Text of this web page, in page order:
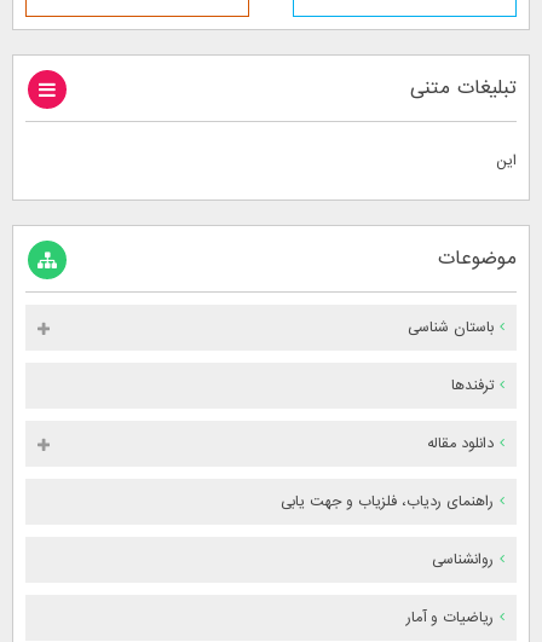
تبلیغات متنی
این
موضوعات
باستان شناسی
ترفندها
دانلود مقاله
راهنمای ردیاب، فلزیاب و جهت یابی
روانشناسی
ریاضیات و آمار